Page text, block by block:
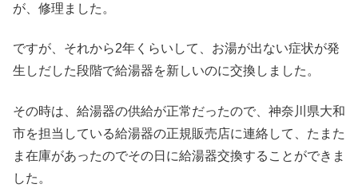
が、修理ました。
ですが、それから2年くらいして、お湯が出ない症状が発
生しだした段階で給湯器を新しいのに交換しました。
その時は、給湯器の供給が正常だったので、神奈川県大和
市を担当している給湯器の正規販売店に連絡して、たまた
ま在庫があったのでその日に給湯器交換することができま
した。